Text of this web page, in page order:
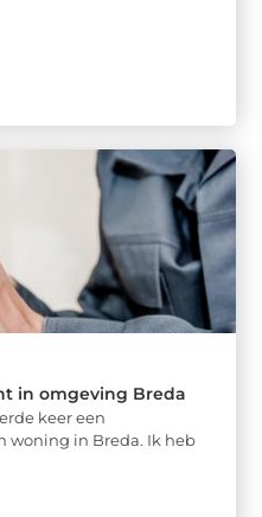
in omgeving Breda
keer een
woning in Breda. Ik heb